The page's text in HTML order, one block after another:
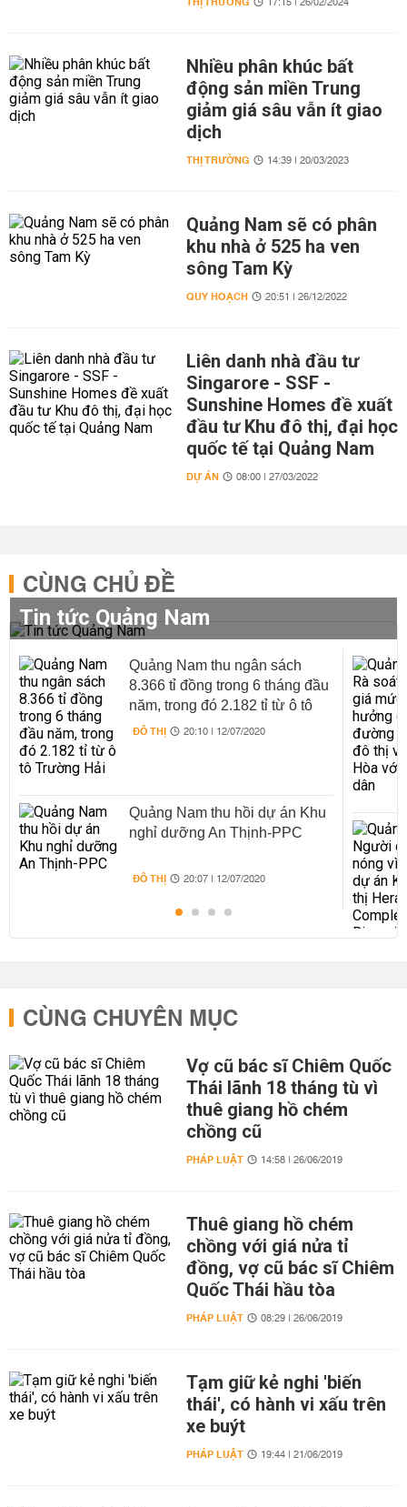
Nhiều phân khúc bất
động sản miền Trung
giảm giá sâu vẫn ít giao
dịch
THỊ TRƯỜNG 14:39 | 20/03/2023
Quảng Nam sẽ có phân
khu nhà ở 525 ha ven
sông Tam Kỳ
QUY HOẠCH 20:51 | 26/12/2022
Liên danh nhà đầu tư
Singarore - SSF -
Sunshine Homes đề xuất
đầu tư Khu đô thị, đại học
quốc tế tại Quảng Nam
DỰ ÁN 08:00 | 27/03/2022
CÙNG CHỦ ĐỀ
Tin tức Quảng Nam
Quảng Nam thu ngân sách
8.366 tỉ đồng trong 6 tháng đầu
năm, trong đó 2.182 tỉ từ ô tô
Trường Hải
ĐÔ THỊ 20:10 | 12/07/2020
Quảng Nam thu hồi dự án Khu
nghỉ dưỡng An Thịnh-PPC
ĐÔ THỊ 20:07 | 12/07/2020
CÙNG CHUYÊN MỤC
Vợ cũ bác sĩ Chiêm Quốc
Thái lãnh 18 tháng tù vì
thuê giang hồ chém
chồng cũ
PHÁP LUẬT 14:58 | 26/06/2019
Thuê giang hồ chém
chồng với giá nửa tỉ
đồng, vợ cũ bác sĩ Chiêm
Quốc Thái hầu tòa
PHÁP LUẬT 08:29 | 26/06/2019
Tạm giữ kẻ nghi 'biến
thái', có hành vi xấu trên
xe buýt
PHÁP LUẬT 19:44 | 21/06/2019